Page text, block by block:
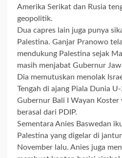
Amerika Serikat dan Rusia
geopolitik.
Dua capres lain juga punya
Palestina. Ganjar Pranowo
mendukung Palestina sejak
masih menjabat Gubernur
Dia memutuskan menolak
Tengah di ajang Piala Dunia
Gubernur Bali I Wayan Koster
berasal dari PDIP.
Sementara Anies Baswedan
Palestina yang digelar di
November lalu. Anies juga